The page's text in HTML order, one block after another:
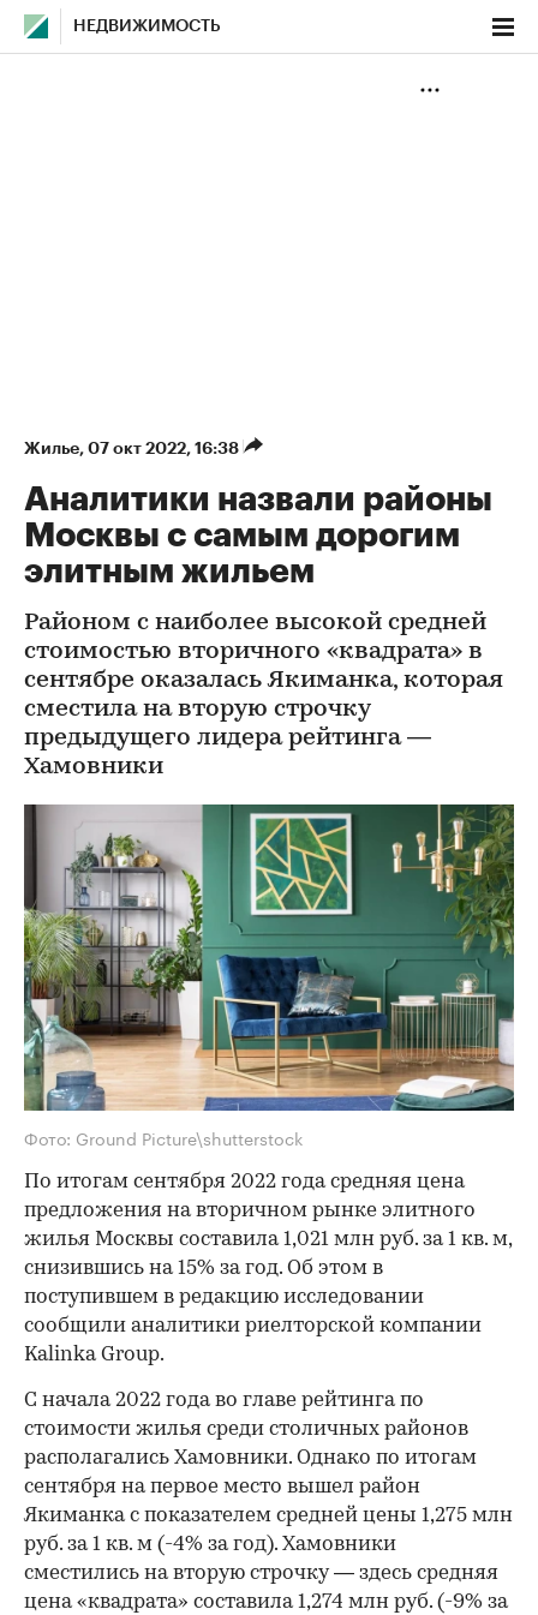
НЕДВИЖИМОСТЬ
Жилье⁠, 07 окт 2022, 16:38
Аналитики назвали районы
Москвы с самым дорогим
элитным жильем
Районом с наиболее высокой средней
стоимостью вторичного «квадрата» в
сентябре оказалась Якиманка, которая
сместила на вторую строчку
предыдущего лидера рейтинга —
Хамовники
Фото: Ground Picture\shutterstock
По итогам сентября 2022 года средняя цена
предложения на вторичном рынке элитного
жилья Москвы составила 1,021 млн руб. за 1 кв. м,
снизившись на 15% за год. Об этом в
поступившем в редакцию исследовании
сообщили аналитики риелторской компании
Kalinka Group.
С начала 2022 года во главе рейтинга по
стоимости жилья среди столичных районов
располагались Хамовники. Однако по итогам
сентября на первое место вышел район
Якиманка с показателем средней цены 1,275 млн
руб. за 1 кв. м (-4% за год). Хамовники
сместились на вторую строчку — здесь средняя
цена «квадрата» составила 1,274 млн руб. (-9% за